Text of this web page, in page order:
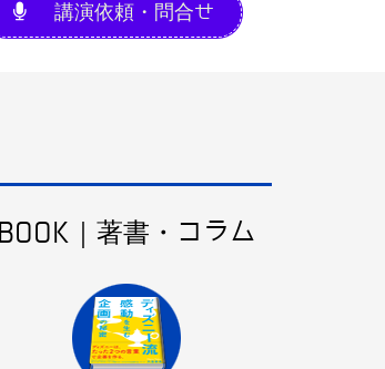
講演依頼・問合せ
BOOK｜著書・コラム